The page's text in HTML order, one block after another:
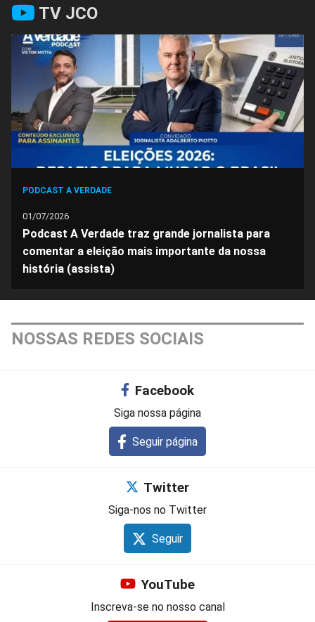
no
Facebook
no
Whatsapp
no
Twitter
no
Messenger
no
Telegram
no
Gettr
TV JCO
PODCAST A VERDADE
01/07/2026
Podcast A Verdade traz grande jornalista para
comentar a eleição mais importante da nossa
história (assista)
NOSSAS REDES SOCIAIS
Facebook
Siga nossa página
Seguir página
Twitter
Siga-nos no Twitter
Seguir
YouTube
Inscreva-se no nosso canal